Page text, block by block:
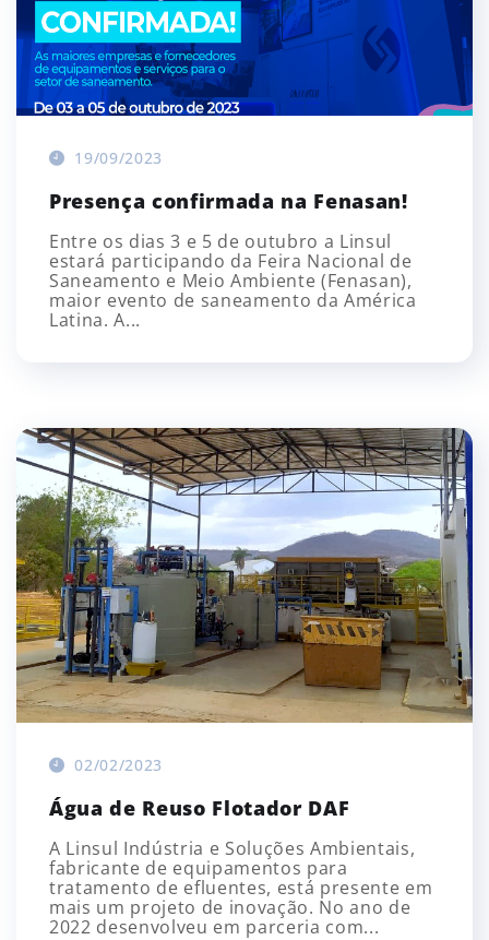
19/09/2023
Presença confirmada na Fenasan!
Entre os dias 3 e 5 de outubro a Linsul
estará participando da Feira Nacional de
Saneamento e Meio Ambiente (Fenasan),
maior evento de saneamento da América
Latina. A...
02/02/2023
Água de Reuso Flotador DAF
A Linsul Indústria e Soluções Ambientais,
fabricante de equipamentos para
tratamento de efluentes, está presente em
mais um projeto de inovação. No ano de
2022 desenvolveu em parceria com...